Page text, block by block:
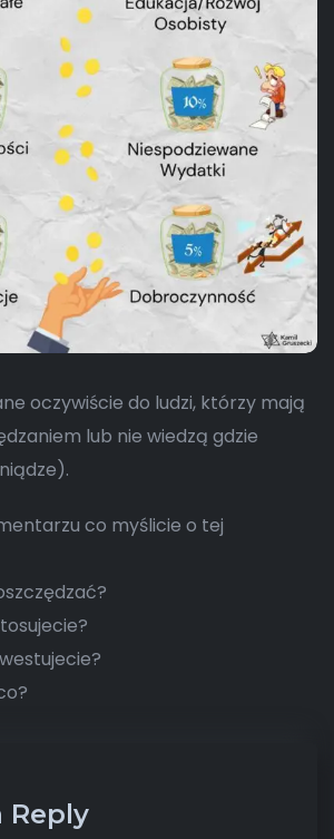
oczywiście do ludzi, którzy mają
lub nie wiedzą gdzie
co myślicie o tej
Reply